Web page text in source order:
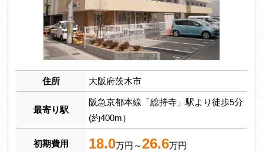
住所 大阪府茨木市
最寄り駅
阪急京都本線「総持寺」駅より徒歩5分
(約400m）
初期費用 18.0万円～26.6万円